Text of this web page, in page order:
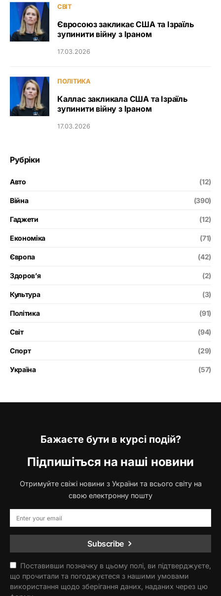
СВІТ
Євросоюз закликає США та Ізраїль
зупинити війну з Іраном
17.03.2026
ПОЛІТИКА
Каллас закликала США та Ізраїль
зупинити війну з Іраном
17.03.2026
Рубріки
Авто (12)
Війна (390)
Гаджети (12)
Економіка (71)
Європа (42)
Здоров’я (2)
Культура (3)
Політика (91)
Світ (94)
Спорт (29)
Україна (57)
Бажаєте бути в курсі подій?
Підпишіться на наші новини
Отримуйте свіжі новини з України та всього світу на
свою електронну пошту
Subscribe
Поставивши позначку в цьому полі, ви підтверджуєте,
що прочитали та погоджуєтеся з нашими умовами
використання щодо зберігання даних, наданих через цю